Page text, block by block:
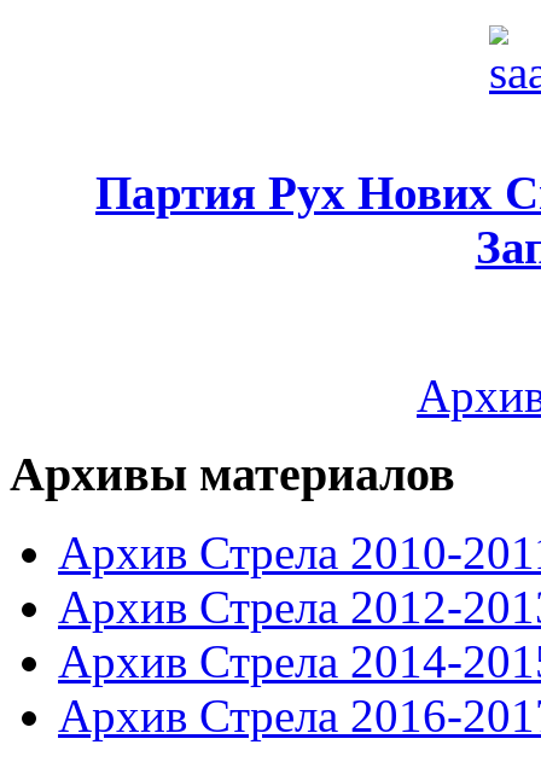
Партия Рух Нових
Архивы материалов
Архив Стрела 2010-
Архив Стрела 2012-
Архив Стрела 2014-
Архив Стрела 2016-